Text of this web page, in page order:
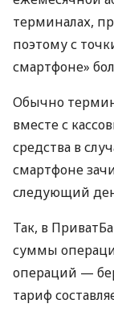
терминалах,
поэтому с
смартфоне»
Обычно
вместе с
средства в
смартфоне
следующий
Так, в
суммы
операций —
тариф